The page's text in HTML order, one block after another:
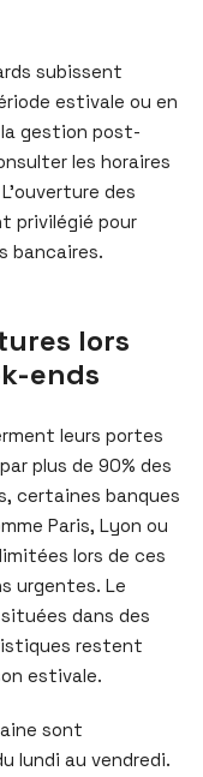
subissent
estivale ou en
gestion post-
les horaires
des
privilégié pour
bancaires.
lors
ends
leurs portes
plus de 90% des
certaines banques
Paris, Lyon ou
lors de ces
urgentes. Le
dans des
restent
estivale.
sont
lundi au vendredi.